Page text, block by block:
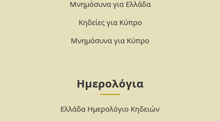
Μνημόσυνα για Ελλάδα
Κηδείες για Κύπρο
Μνημόσυνα για Κύπρο
Ημερολόγια
Ελλάδα Ημερολόγιο Κηδειών